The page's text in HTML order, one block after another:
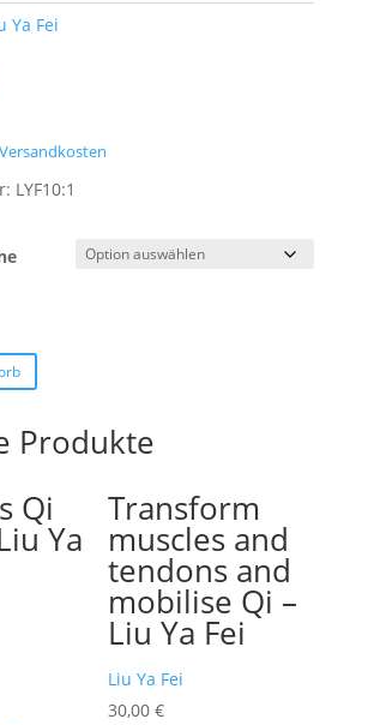
Ya Fei
Versandkosten
LYF10:1
Produkte
Qi
Ya
Transform
muscles and
tendons and
mobilise Qi –
Liu Ya Fei
Liu Ya Fei
30,00€